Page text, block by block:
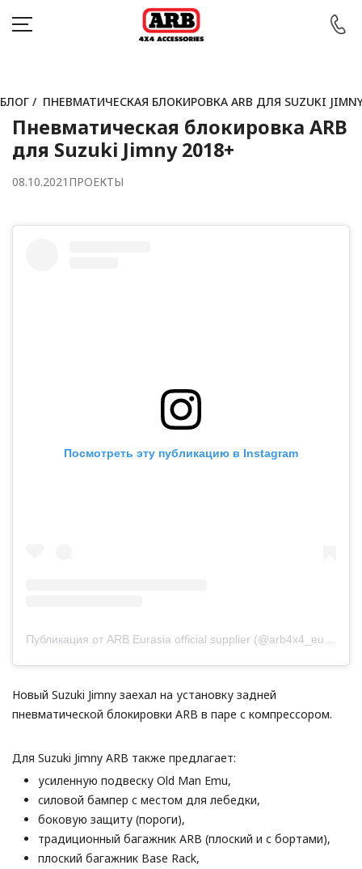
КАТАЛОГ
БЛОГ / ПНЕВМАТИЧЕСКАЯ БЛОКИРОВКА ARB ДЛЯ SUZUKI
Пневматическая блокировка ARB
для Suzuki Jimny 2018+
08.10.2021 ПРОЕКТЫ
Посмотреть эту публикацию в Instagram
Публикация от ARB Eurasia official supplier (@arb4x4_eurasia)
Новый Suzuki Jimny заехал на установку задней
пневматической блокировки ARB в паре с компрессором.
Для Suzuki Jimny ARB также предлагает:
усиленную подвеску Old Man Emu,
силовой бампер c местом для лебедки,
боковую защиту (пороги),
традиционный багажник ARB (плоский и с бортами),
плоский багажник Base Rack,